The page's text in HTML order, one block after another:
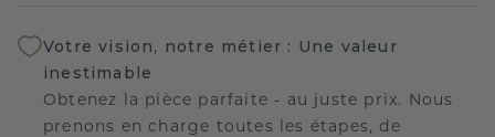
Votre vision, notre métier : Une valeur
inestimable
Obtenez la pièce parfaite - au juste prix. Nous
prenons en charge toutes les étapes, de